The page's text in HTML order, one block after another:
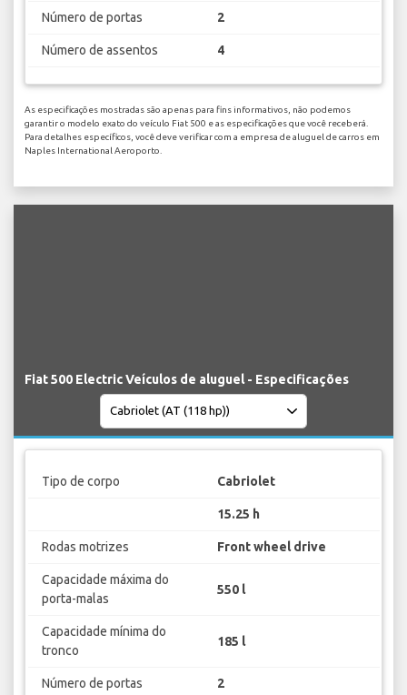
Número de portas 2
Número de assentos 4
As especificações mostradas são apenas para fins informativos, não podemos
garantir o modelo exato do veículo Fiat 500 e as especificações que você receberá.
Para detalhes específicos, você deve verificar com a empresa de aluguel de carros em
Naples International Aeroporto.
Fiat 500 Electric Veículos de aluguel - Especificações
Tipo de corpo Cabriolet
15.25 h
Rodas motrizes Front wheel drive
Capacidade máxima do
porta-malas
550 l
Capacidade mínima do
tronco
185 l
Número de portas 2